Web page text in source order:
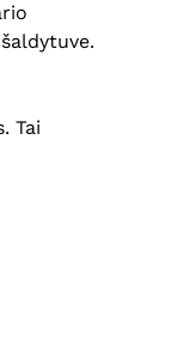
Tai